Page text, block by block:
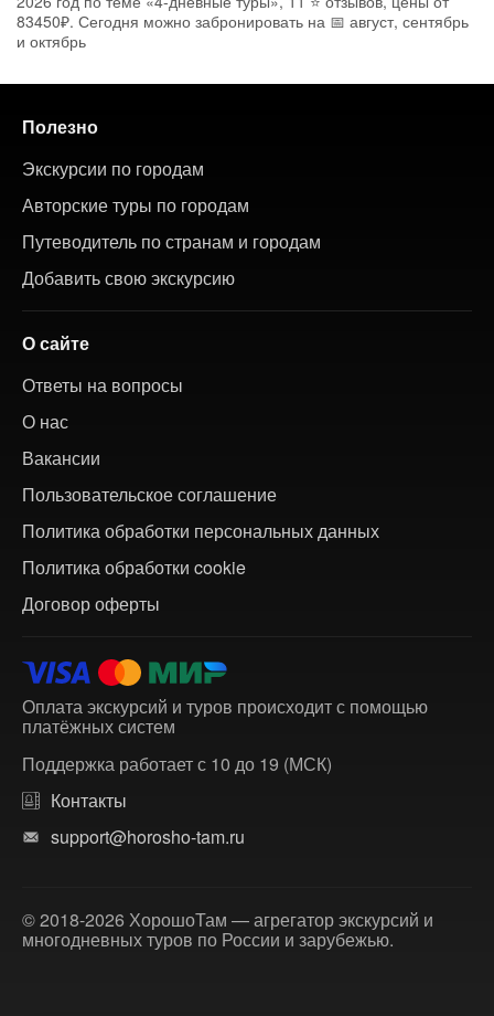
83450₽. Сегодня можно забронировать на 📅 август, сентябрь
и октябрь
Полезно
Экскурсии по городам
Авторские туры по городам
Путеводитель по странам и городам
Добавить свою экскурсию
О сайте
Ответы на вопросы
О нас
Вакансии
Пользовательское соглашение
Политика обработки персональных данных
Политика обработки cookie
Договор оферты
Оплата экскурсий и туров происходит с помощью
платёжных систем
Поддержка работает с 10 до 19 (МСК)
Контакты
support@horosho-tam.ru
© 2018-2026 ХорошоТам — агрегатор экскурсий и
многодневных туров по России и зарубежью.